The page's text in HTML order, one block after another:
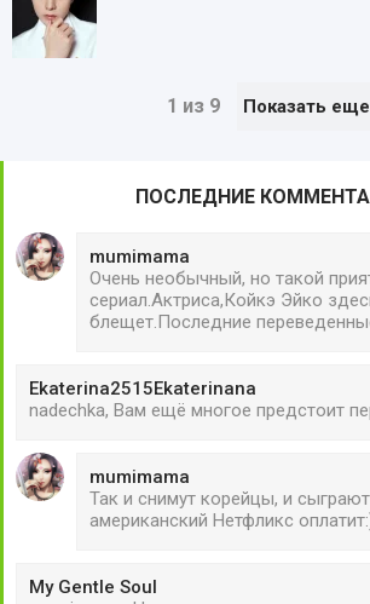
1 из 9 Показать еще
ПОСЛЕДНИЕ
mumimama
Очень необычный, но такой
сериал.Актриса,Койкэ Эйко
блещет.Последние
Ekaterina2515Ekaterinana
nadechka, Вам ещё многое предстоит
mumimama
Так и снимут корейцы, и
американский Нетфликс
My Gentle Soul